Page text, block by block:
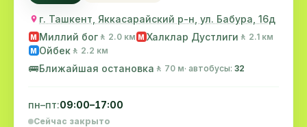
г. Ташкент, Яккасарайский р-н, ул. Бабура, 16д
M Миллий бог 🚶 2.0 км M Халклар Дустлиги 🚶 2.1 км
M Ойбек 🚶 2.2 км
🚌Ближайшая остановка 🚶 70 м· автобусы: 32
пн–пт:09:00–17:00
Сейчас закрыто